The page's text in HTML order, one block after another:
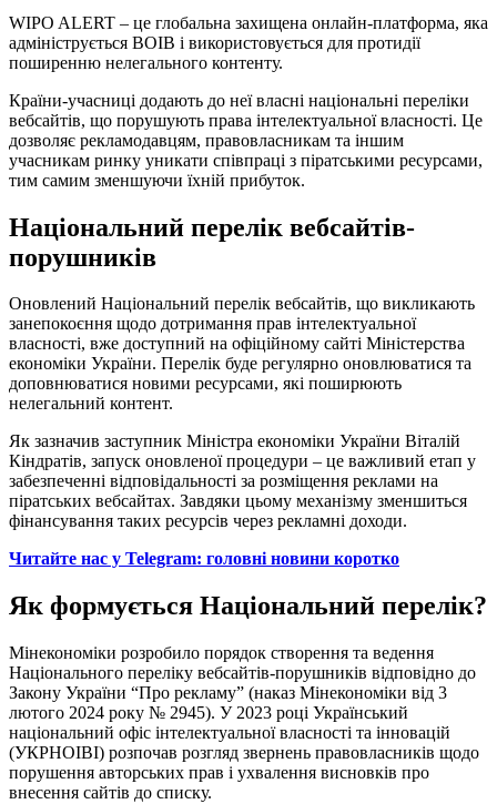
WIPO ALERT – це глобальна захищена онлайн-платформа, яка
адмініструється ВОІВ і використовується для протидії
поширенню нелегального контенту.
Країни-учасниці додають до неї власні національні переліки
вебсайтів, що порушують права інтелектуальної власності. Це
дозволяє рекламодавцям, правовласникам та іншим
учасникам ринку уникати співпраці з піратськими ресурсами,
тим самим зменшуючи їхній прибуток.
Національний перелік вебсайтів-
порушників
Оновлений Національний перелік вебсайтів, що викликають
занепокоєння щодо дотримання прав інтелектуальної
власності, вже доступний на офіційному сайті Міністерства
економіки України. Перелік буде регулярно оновлюватися та
доповнюватися новими ресурсами, які поширюють
нелегальний контент.
Як зазначив заступник Міністра економіки України Віталій
Кіндратів, запуск оновленої процедури – це важливий етап у
забезпеченні відповідальності за розміщення реклами на
піратських вебсайтах. Завдяки цьому механізму зменшиться
фінансування таких ресурсів через рекламні доходи.
Читайте нас у Telegram: головні новини коротко
Як формується Національний перелік?
Мінекономіки розробило порядок створення та ведення
Національного переліку вебсайтів-порушників відповідно до
Закону України “Про рекламу” (наказ Мінекономіки від 3
лютого 2024 року № 2945). У 2023 році Український
національний офіс інтелектуальної власності та інновацій
(УКРНОІВІ) розпочав розгляд звернень правовласників щодо
порушення авторських прав і ухвалення висновків про
внесення сайтів до списку.